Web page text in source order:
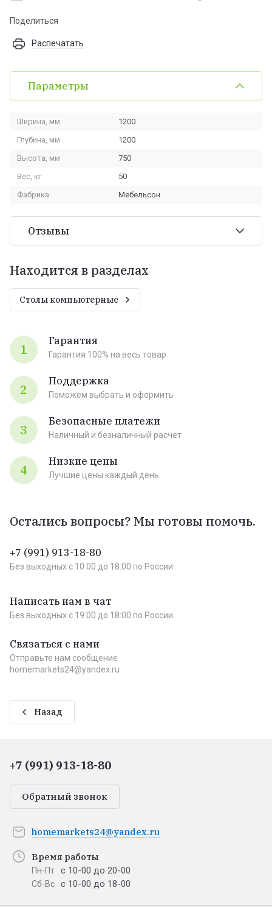
Поделиться
Распечатать
Параметры
Ширина, мм
1200
Глубина, мм
1200
Высота, мм
750
Вес, кг
50
Фабрика
Мебельсон
Отзывы
Находится в разделах
Столы компьютерные
1
Гарантия
Гарантия 100% на весь товар
2
Поддержка
Поможем выбрать и оформить
3
Безопасные платежи
Наличный и безналичный расчет
4
Низкие цены
Лучшие цены каждый день
Остались вопросы? Мы готовы помочь.
+7 (991) 913-18-80
Без выходных c 10:00 до 18:00 по России.
Написать нам в чат
Без выходных c 19:00 до 18:00 по России.
Связаться с нами
Отправьте нам сообщение
homemarkets24@yandex.ru
Назад
+7 (991) 913-18-80
Обратный звонок
homemarkets24@yandex.ru
Время работы
Пн-Пт с 10-00 до 20-00
Сб-Вс с 10-00 до 18-00